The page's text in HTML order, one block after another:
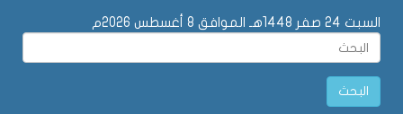
السبت 24 صفر 1448هـ الموافق 8 أغسطس 2026م
البحث